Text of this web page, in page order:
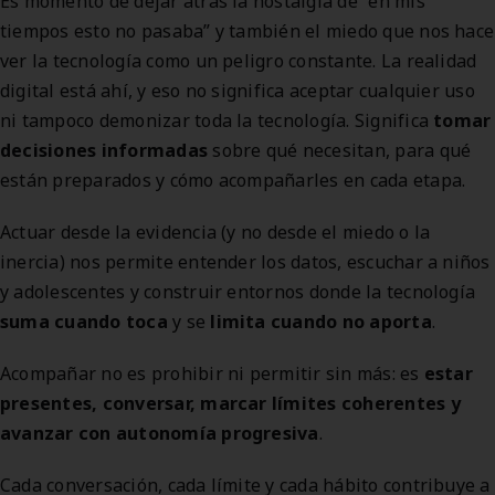
tiempos esto no pasaba” y también el miedo que nos hace
ver la tecnología como un peligro constante. La realidad
digital está ahí, y eso no significa aceptar cualquier uso
ni tampoco demonizar toda la tecnología. Significa tomar
decisiones informadas sobre qué necesitan, para qué
están preparados y cómo acompañarles en cada etapa.
Actuar desde la evidencia (y no desde el miedo o la
inercia) nos permite entender los datos, escuchar a niños
y adolescentes y construir entornos donde la tecnología
suma cuando toca y se limita cuando no aporta.
Acompañar no es prohibir ni permitir sin más: es estar
presentes, conversar, marcar límites coherentes y
avanzar con autonomía progresiva.
Cada conversación, cada límite y cada hábito contribuye a